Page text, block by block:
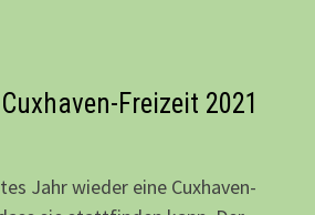
Freizeit 2021
Jahr wieder eine Cuxhaven-